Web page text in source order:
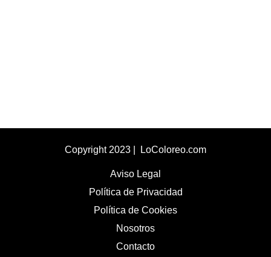
Copyright 2023 | LoColoreo.com
Aviso Legal
Política de Privacidad
Política de Cookies
Nosotros
Contacto